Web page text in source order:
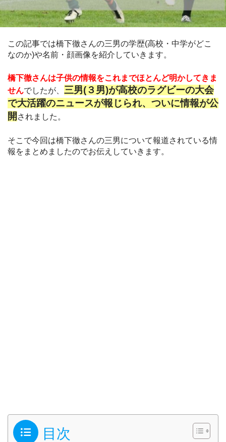
この記事では橋下徹さんの三男の学歴(高校・中学がどこ
なのか)や名前・顔画像を紹介していきます。
橋下徹さんは子供の情報をこれまでほとんど明かしてきま
せんでしたが、 三男(３男)が高校のラグビーの大会
で大活躍のニュースが報じられ、ついに情報が公
開 されました。
そこで今回は橋下徹さんの三男について報道されている情
報をまとめましたのでお伝えしていきます。
目次